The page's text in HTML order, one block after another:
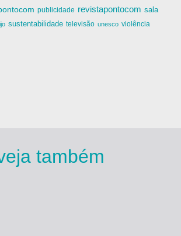
publicidade revistapontocom sala
sustentabilidade televisão unesco violência
também